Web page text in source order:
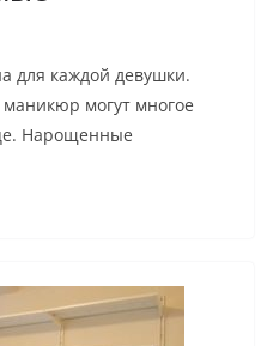
для каждой девушки.
могут многое
Нарощенные